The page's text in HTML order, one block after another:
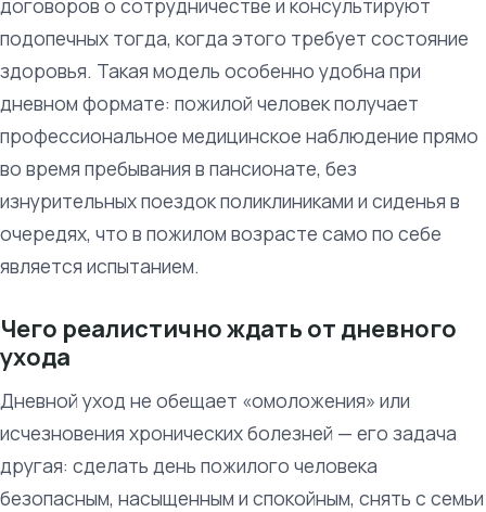
договоров о сотрудничестве и консультируют
подопечных тогда, когда этого требует состояние
здоровья. Такая модель особенно удобна при
дневном формате: пожилой человек получает
профессиональное медицинское наблюдение прямо
во время пребывания в пансионате, без
изнурительных поездок поликлиниками и сиденья в
очередях, что в пожилом возрасте само по себе
является испытанием.
Чего реалистично ждать от дневного
ухода
Дневной уход не обещает «омоложения» или
исчезновения хронических болезней — его задача
другая: сделать день пожилого человека
безопасным, насыщенным и спокойным, снять с семьи